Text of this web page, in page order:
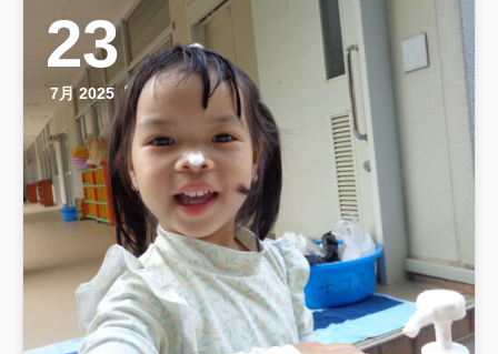
23
7月 2025